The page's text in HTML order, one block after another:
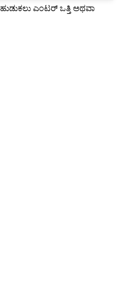
ಹುಡುಕಲು ಎಂಟರ್ ಒತ್ತಿ ಅಥವಾ